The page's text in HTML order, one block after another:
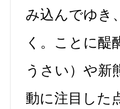
み込んでゆき
く。ことに醍
うさい）や新
動に注目した